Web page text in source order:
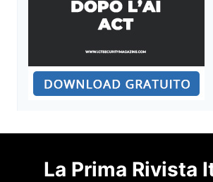
La Prima Rivista